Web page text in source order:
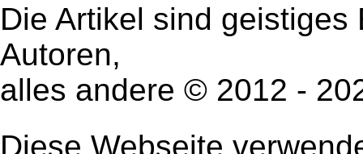
Die Artikel sind
Autoren,
alles andere © 2012 -
Diese Webseite